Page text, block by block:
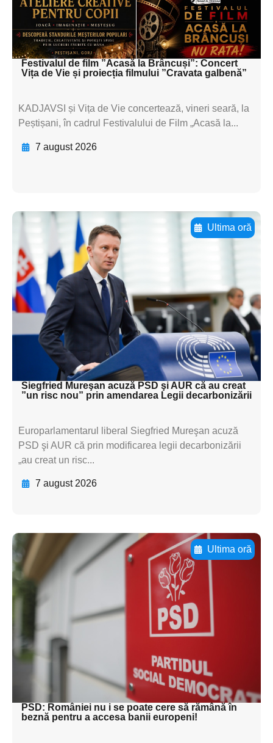
subtitluAdaugă aici
textul pentru subti
Festivalul de film ”Acasă la Brâncuși”: Concert
Vița de Vie și proiecția filmului ”Cravata galbenă”
KADJAVSI și Vița de Vie concertează, vineri seară, la
Peștișani, în cadrul Festivalului de Film „Acasă la...
7 august 2026
Ultima oră
Adaugă aici textul pentru
subtitluAdaugă aici
textul pentru
subtitluAdaugă aici
textul pentru
subtitluAdaugă aici
textul pentru subti
Siegfried Mureşan acuză PSD şi AUR că au creat
”un risc nou” prin amendarea Legii decarbonizării
Europarlamentarul liberal Siegfried Mureşan acuză
PSD şi AUR că prin modificarea legii decarbonizării
„au creat un risc...
7 august 2026
Ultima oră
Adaugă aici textul pentru
subtitluAdaugă aici
textul pentru
subtitluAdaugă aici
textul pentru
subtitluAdaugă aici
textul pentru subti
PSD: României nu i se poate cere să rămână în
beznă pentru a accesa banii europeni!